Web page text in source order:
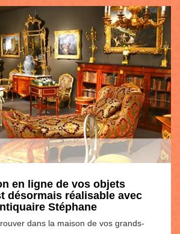
en ligne de vos objets
désormais réalisable avec
Stéphane
dans la maison de vos grands-